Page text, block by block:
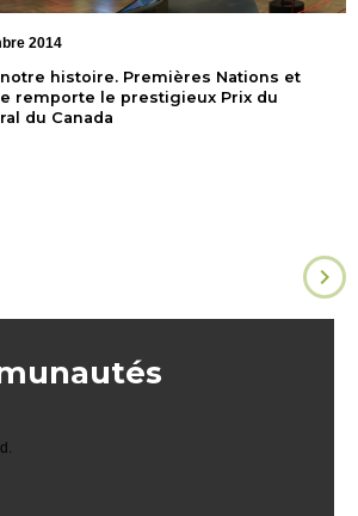
2014
notre histoire. Premières Nations et
remporte le prestigieux Prix du
du Canada